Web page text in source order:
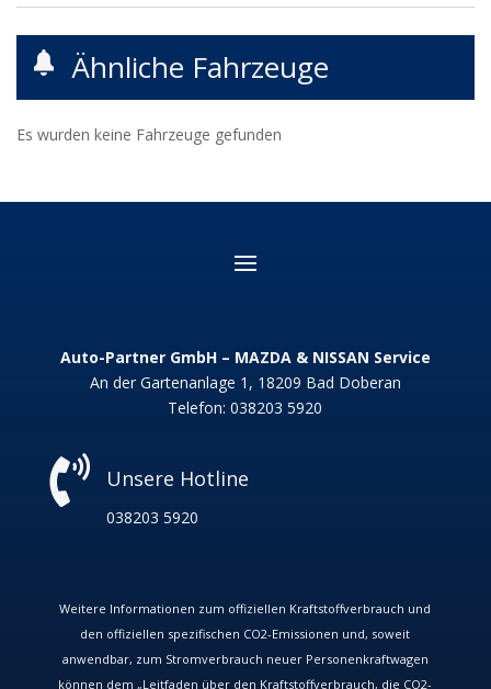
Ähnliche Fahrzeuge
Es wurden keine Fahrzeuge gefunden
Auto-Partner GmbH – MAZDA & NISSAN Service
An der Gartenanlage 1, 18209 Bad Doberan
Telefon:038203 5920
 Unsere Hotline
038203 5920
Weitere Informationen zum offiziellen Kraftstoffverbrauch und
den offiziellen spezifischen CO2-Emissionen und, soweit
anwendbar, zum Stromverbrauch neuer Personenkraftwagen
können dem „Leitfaden über den Kraftstoffverbrauch, die CO2-